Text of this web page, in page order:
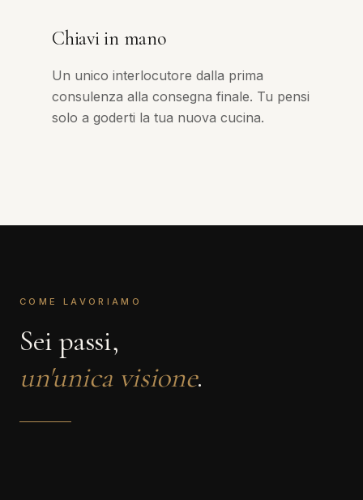
Chiavi in mano
Un unico interlocutore dalla prima
consulenza alla consegna finale. Tu pensi
solo a goderti la tua nuova cucina.
COME LAVORIAMO
Sei passi,
un'unica visione.